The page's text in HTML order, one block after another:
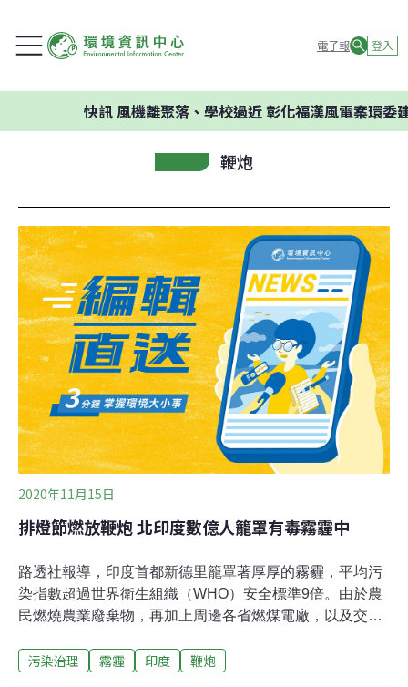
電子報 登入
風機離聚落、學校過近 彰化福漢風電案環委建議不應
鞭炮
2020年11月15日
排燈節燃放鞭炮 北印度數億人籠罩有毒霧霾中
路透社報導，印度首都新德里籠罩著厚厚的霧霾，平均污
染指數超過世界衛生組織（WHO）安全標準9倍。由於農
民燃燒農業廢棄物，再加上周邊各省燃煤電廠，以及交通
月惡化。德里首席部長克里瓦爾（Arvind Kejriwal）在排
污染治理 霧霾 印度 鞭炮